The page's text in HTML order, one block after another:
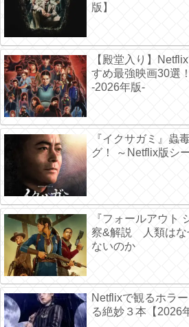
版】
【殿堂入り】
すめ最強映画30選
-2026年版-
『イクサガミ』蟲
グ！ ～Netflix版シ
『フォールアウト
察&解説 人類はな
ないのか
Netflixで観るホラ
る絶妙３本【2026